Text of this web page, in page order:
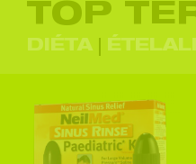
Egy
terméket >
Egy
TOP
DIÉTA